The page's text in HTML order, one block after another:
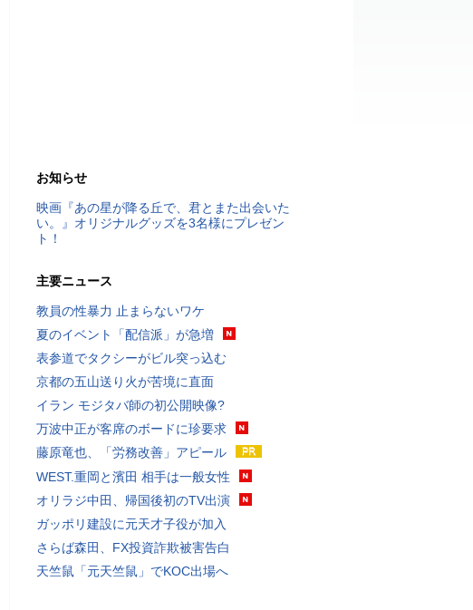
お知らせ
映画『あの星が降る丘で、君とまた出会いた
い。』オリジナルグッズを3名様にプレゼン
ト！
主要ニュース
教員の性暴力 止まらないワケ
夏のイベント「配信派」が急増
表参道でタクシーがビル突っ込む
京都の五山送り火が苦境に直面
イラン モジタバ師の初公開映像?
万波中正が客席のボードに珍要求
藤原竜也、「労務改善」アピール
WEST.重岡と濱田 相手は一般女性
オリラジ中田、帰国後初のTV出演
ガッポリ建設に元天才子役が加入
さらば森田、FX投資詐欺被害告白
天竺鼠「元天竺鼠」でKOC出場へ